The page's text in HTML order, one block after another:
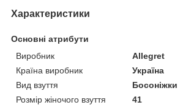
Характеристики
Основні атрибути
Виробник
Allegret
Країна виробник
Україна
Вид взуття
Босоніжки
Розмір жіночого взуття
41